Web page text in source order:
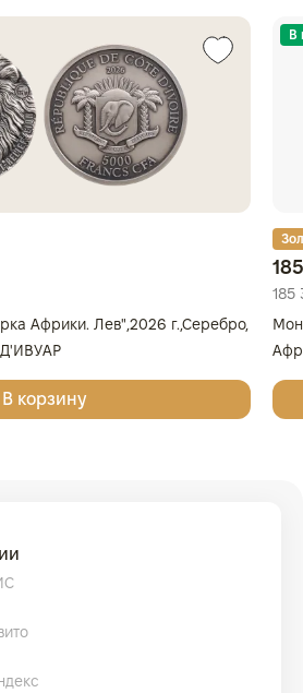
Африки. Лев",2026 г.,Серебро,
Д'ИВУАР
В корзину
В
185